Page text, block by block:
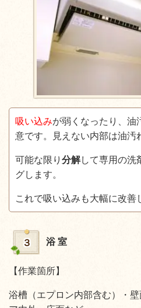
吸い込みが弱くなったり、油
意です。見えない内部は油汚
可能な限り 分解して専用の洗
グします。
これで吸い込みも大幅に改善
３ 浴 室
【作業箇所】
浴槽（エプロン内部含む）・